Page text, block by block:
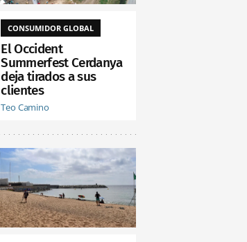
CONSUMIDOR GLOBAL
El Occident
Summerfest Cerdanya
deja tirados a sus
clientes
Teo Camino